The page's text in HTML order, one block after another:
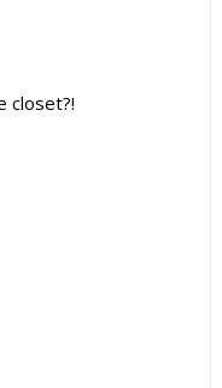
closet?!